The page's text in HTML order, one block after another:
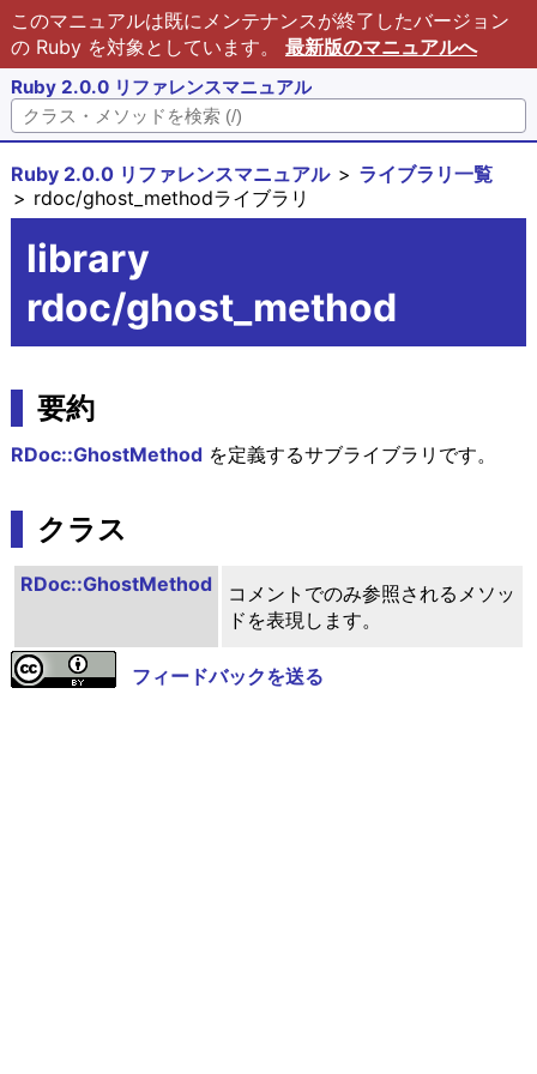
このマニュアルは既にメンテナンスが終了したバージョン
の Ruby を対象としています。 最新版のマニュアルへ
Ruby 2.0.0 リファレンスマニュアル
Ruby 2.0.0 リファレンスマニュアル
ライブラリ一覧
rdoc/ghost_methodライブラリ
library
rdoc/ghost_method
要約
RDoc::GhostMethodを定義するサブライブラリです。
クラス
RDoc::GhostMethod
コメントでのみ参照されるメソッ
ドを表現します。
フィードバックを送る